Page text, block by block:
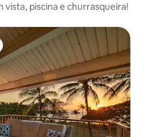
vista, piscina e churrasqueira!
dos hóspedes